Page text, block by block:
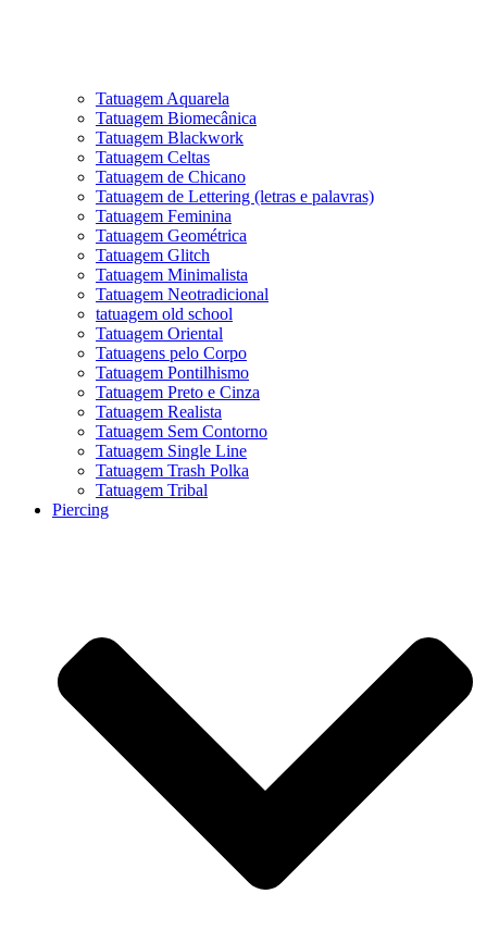
Tatuagem Aquarela
Tatuagem Biomecânica
Tatuagem Blackwork
Tatuagem Celtas
Tatuagem de Chicano
Tatuagem de Lettering (letras e palavras)
Tatuagem Feminina
Tatuagem Geométrica
Tatuagem Glitch
Tatuagem Minimalista
Tatuagem Neotradicional
tatuagem old school
Tatuagem Oriental
Tatuagens pelo Corpo
Tatuagem Pontilhismo
Tatuagem Preto e Cinza
Tatuagem Realista
Tatuagem Sem Contorno
Tatuagem Single Line
Tatuagem Trash Polka
Tatuagem Tribal
Piercing